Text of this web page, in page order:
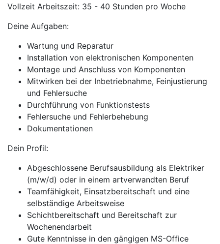
Vollzeit Arbeitszeit: 35 - 40 Stunden pro Woche
Deine Aufgaben:
Wartung und Reparatur
Installation von elektronischen Komponenten
Montage und Anschluss von Komponenten
Mitwirken bei der Inbetriebnahme, Feinjustierung
und Fehlersuche
Durchführung von Funktionstests
Fehlersuche und Fehlerbehebung
Dokumentationen
Dein Profil:
Abgeschlossene Berufsausbildung als Elektriker
(m/w/d) oder in einem artverwandten Beruf
Teamfähigkeit, Einsatzbereitschaft und eine
selbständige Arbeitsweise
Schichtbereitschaft und Bereitschaft zur
Wochenendarbeit
Gute Kenntnisse in den gängigen MS-Office